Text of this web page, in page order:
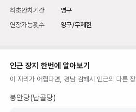
최초안치기간
영구
연장가능횟수
영구/무제한
인근 장지 한번에 알아보기
이 자리가 어렵다면, 경남 김해시 인근의 다른
봉안당(납골당)